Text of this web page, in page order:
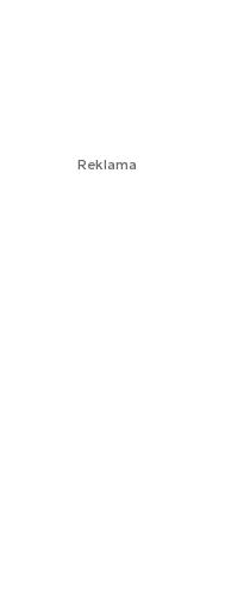
Reklama